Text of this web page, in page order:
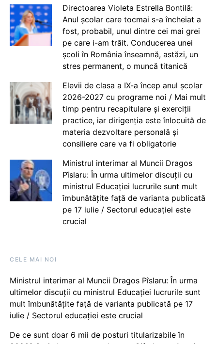
Directoarea Violeta Estrella Bontilă:
Anul școlar care tocmai s-a încheiat a
fost, probabil, unul dintre cei mai grei
pe care i-am trăit. Conducerea unei
școli în România înseamnă, astăzi, un
stres permanent, o muncă titanică
Elevii de clasa a IX-a încep anul școlar
2026-2027 cu programe noi / Mai mult
timp pentru recapitulare și exerciții
practice, iar dirigenția este înlocuită de
materia dezvoltare personală și
consiliere care va fi obligatorie
Ministrul interimar al Muncii Dragos
Pîslaru: În urma ultimelor discuții cu
ministrul Educației lucrurile sunt mult
îmbunătățite față de varianta publicată
pe 17 iulie / Sectorul educației este
crucial
CELE MAI NOI
Ministrul interimar al Muncii Dragos Pîslaru: În urma
ultimelor discuții cu ministrul Educației lucrurile sunt
mult îmbunătățite față de varianta publicată pe 17
iulie / Sectorul educației este crucial
De ce sunt doar 6 mii de posturi titularizabile în